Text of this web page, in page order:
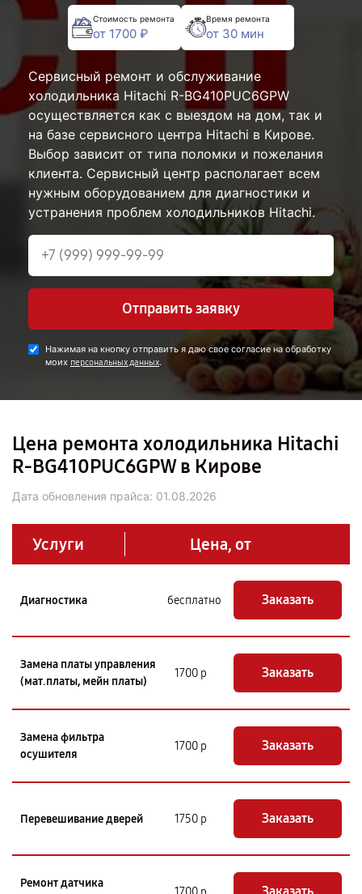
Стоимость ремонта
от 1700 ₽
Время ремонта
от 30 мин
Сервисный ремонт и обслуживание
холодильника Hitachi R-BG410PUC6GPW
осуществляется как с выездом на дом, так и
на базе сервисного центра Hitachi в Кирове.
Выбор зависит от типа поломки и пожелания
клиента. Сервисный центр располагает всем
нужным оборудованием для диагностики и
устранения проблем холодильников Hitachi.
Отправить заявку
Нажимая на кнопку отправить я даю свое согласие на обработку
моих персональных данных.
Цена ремонта холодильника Hitachi
R-BG410PUC6GPW в Кирове
Дата обновления прайса: 01.08.2026
Услуги Цена, от
Диагностика бесплатно Заказать
Замена платы управления
(мат.платы, мейн платы)
1700 р Заказать
Замена фильтра
осушителя
1700 р Заказать
Перевешивание дверей 1750 р Заказать
Ремонт датчика